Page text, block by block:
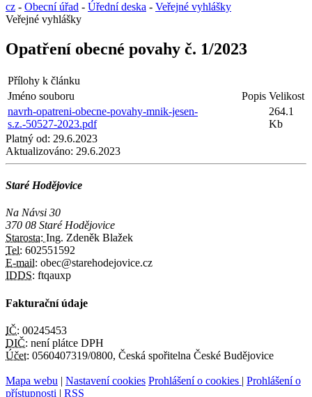
cz - Obecní úřad - Úřední deska - Veřejné vyhlášky
Veřejné vyhlášky
Opatření obecné povahy č. 1/2023
Přílohy k článku
Jméno souboru
Popis Velikost
navrh-opatreni-obecne-povahy-mnik-jesen-
s.z.-50527-2023.pdf
264.1
Kb
Platný od: 29.6.2023
Aktualizováno: 29.6.2023
Staré Hodějovice
Na Návsi 30
370 08 Staré Hodějovice
Starosta: Ing. Zdeněk Blažek
Tel: 602551592
E-mail: obec@starehodejovice.cz
IDDS: ftqauxp
Fakturační údaje
IČ: 00245453
DIČ: není plátce DPH
Účet: 0560407319/0800, Česká spořitelna České Budějovice
Mapa webu | Nastavení cookies Prohlášení o cookies | Prohlášení o
přístupnosti | RSS